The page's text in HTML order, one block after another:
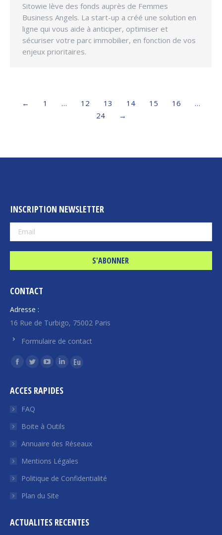
Sitowie lève des fonds auprès de Femmes
Business Angels. La start-up a créé une solution en
ligne qui vous aide à anticiper, optimiser et
sécuriser votre parc immobilier, en fonction de vos
enjeux prioritaires.
← 1 … 12 13 14 15 16
…
24
→
INSCRIPTION NEWSLETTER
CONTACT
Adresse :
16 Rue de Turbigo, 75002 Paris
Formulaire de contact
Trouvez nous sur :
La
Facebook
s'ouvre
une
nouvelle
fenêtre
La
Twitter
s'ouvre
une
nouvelle
fenêtre
La
YouTube
une
nouvelle
fenêtre
La
LinkedIn
une
nouvelle
fenêtre
La
nouvelle
fenêtre
ACCES RAPIDES
FAQ
Boite à Outils
Annuaire des Réseaux
Mentions Légales
Politique de Confidentialité
Plan du Site
ACTUALITES RECENTES